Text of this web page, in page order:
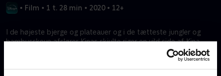
• Film • 1 t. 28 min • 2020 • 12+
I de højeste bjerge og plateauer og i de tætteste jungler og
bambusskove afslører Kinas skjulte riger en vild side af Kina,